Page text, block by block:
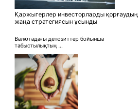
Қаржыгерлер инвесторларды қорғаудың
жаңа стратегиясын ұсынды
Валютадағы депозиттер бойынша
табыстылықтың ...